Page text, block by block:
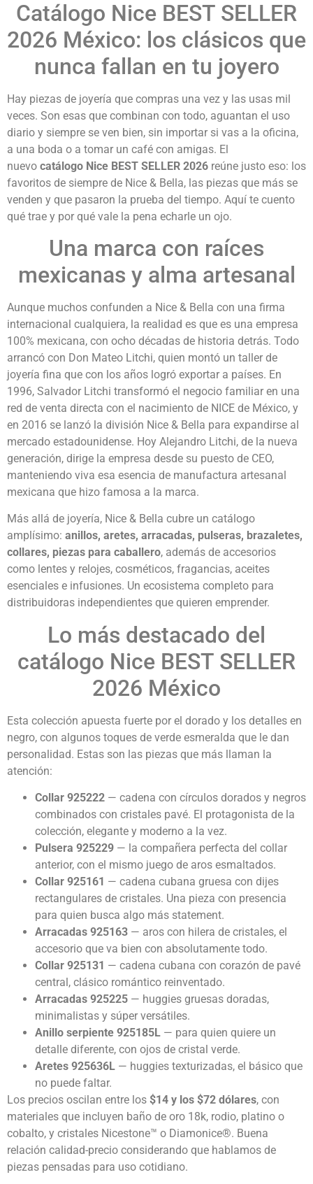
Catálogo Nice BEST SELLER
2026 México: los clásicos que
nunca fallan en tu joyero
Hay piezas de joyería que compras una vez y las usas mil
veces. Son esas que combinan con todo, aguantan el uso
diario y siempre se ven bien, sin importar si vas a la oficina,
a una boda o a tomar un café con amigas. El
nuevo catálogo Nice BEST SELLER 2026 reúne justo eso: los
favoritos de siempre de Nice & Bella, las piezas que más se
venden y que pasaron la prueba del tiempo. Aquí te cuento
qué trae y por qué vale la pena echarle un ojo.
Una marca con raíces
mexicanas y alma artesanal
Aunque muchos confunden a Nice & Bella con una firma
internacional cualquiera, la realidad es que es una empresa
100% mexicana, con ocho décadas de historia detrás. Todo
arrancó con Don Mateo Litchi, quien montó un taller de
joyería fina que con los años logró exportar a países. En
1996, Salvador Litchi transformó el negocio familiar en una
red de venta directa con el nacimiento de NICE de México, y
en 2016 se lanzó la división Nice & Bella para expandirse al
mercado estadounidense. Hoy Alejandro Litchi, de la nueva
generación, dirige la empresa desde su puesto de CEO,
manteniendo viva esa esencia de manufactura artesanal
mexicana que hizo famosa a la marca.
Más allá de joyería, Nice & Bella cubre un catálogo
amplísimo: anillos, aretes, arracadas, pulseras, brazaletes,
collares, piezas para caballero, además de accesorios
como lentes y relojes, cosméticos, fragancias, aceites
esenciales e infusiones. Un ecosistema completo para
distribuidoras independientes que quieren emprender.
Lo más destacado del
catálogo Nice BEST SELLER
2026 México
Esta colección apuesta fuerte por el dorado y los detalles en
negro, con algunos toques de verde esmeralda que le dan
personalidad. Estas son las piezas que más llaman la
atención:
Collar 925222 — cadena con círculos dorados y negros
combinados con cristales pavé. El protagonista de la
colección, elegante y moderno a la vez.
Pulsera 925229 — la compañera perfecta del collar
anterior, con el mismo juego de aros esmaltados.
Collar 925161 — cadena cubana gruesa con dijes
rectangulares de cristales. Una pieza con presencia
para quien busca algo más statement.
Arracadas 925163 — aros con hilera de cristales, el
accesorio que va bien con absolutamente todo.
Collar 925131 — cadena cubana con corazón de pavé
central, clásico romántico reinventado.
Arracadas 925225 — huggies gruesas doradas,
minimalistas y súper versátiles.
Anillo serpiente 925185L — para quien quiere un
detalle diferente, con ojos de cristal verde.
Aretes 925636L — huggies texturizadas, el básico que
no puede faltar.
Los precios oscilan entre los $14 y los $72 dólares, con
materiales que incluyen baño de oro 18k, rodio, platino o
cobalto, y cristales Nicestone™ o Diamonice®. Buena
relación calidad-precio considerando que hablamos de
piezas pensadas para uso cotidiano.